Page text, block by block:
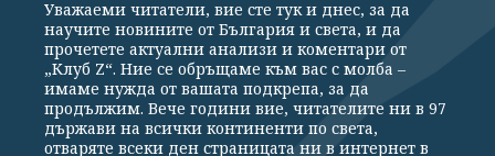
Общи условия
Политика за поверителност
Уважаеми читатели, вие сте тук и днес, за да
научите новините от България и света, и да
прочетете актуални анализи и коментари от
„Клуб Z“. Ние се обръщаме към вас с молба –
имаме нужда от вашата подкрепа, за да
продължим. Вече години вие, читателите ни в 97
държави на всички континенти по света,
отваряте всеки ден страницата ни в интернет в